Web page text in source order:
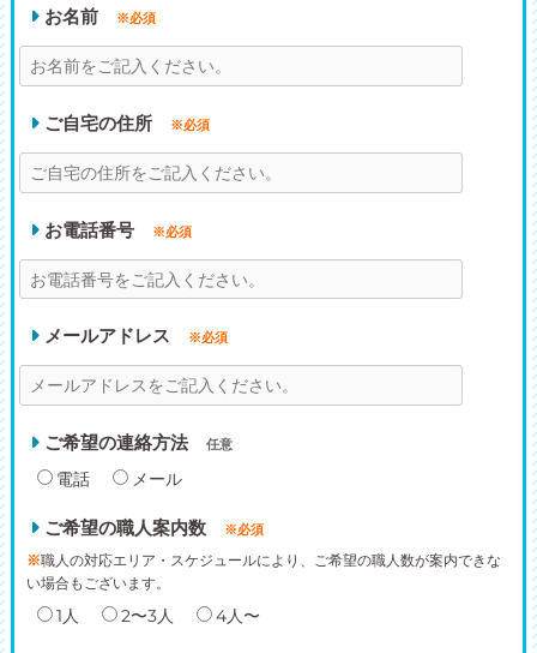
お名前 ※必須
ご自宅の住所 ※必須
お電話番号 ※必須
メールアドレス ※必須
ご希望の連絡方法 任意
電話 メール
ご希望の職人案内数 ※必須
※職人の対応エリア・スケジュールにより、ご希望の職人数が案内できな
い場合もございます。
1人 2〜3人 4人〜